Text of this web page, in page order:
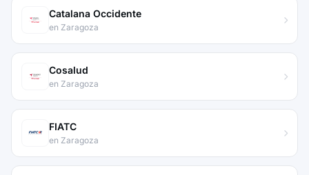
Catalana Occidente
en Zaragoza
Cosalud
en Zaragoza
FIATC
en Zaragoza